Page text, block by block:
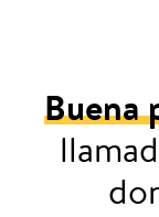
Buena